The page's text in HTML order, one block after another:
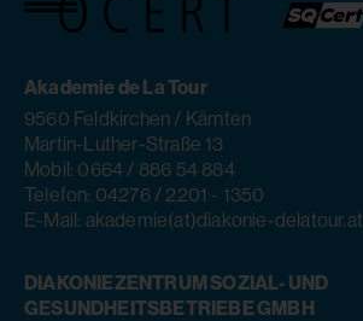
Akademie de La Tour
9560 Feldkirchen / Kärnten
Martin-Luther-Straße 13
Mobil: 0664 / 886 54 884
Telefon: 04276 / 2201 - 1350
E-Mail: akademie(at)diakonie-delatour.at
DIAKONIEZENTRUM SOZIAL- UND
GESUNDHEITSBETRIEBE GMBH